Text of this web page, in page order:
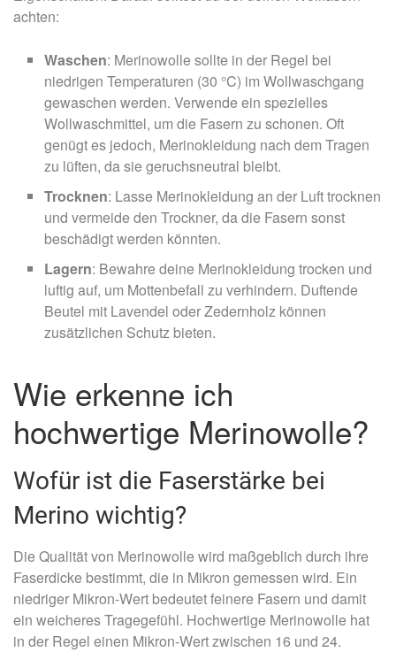
achten:
Waschen: Merinowolle sollte in der Regel bei
niedrigen Temperaturen (30 °C) im Wollwaschgang
gewaschen werden. Verwende ein spezielles
Wollwaschmittel, um die Fasern zu schonen. Oft
genügt es jedoch, Merinokleidung nach dem Tragen
zu lüften, da sie geruchsneutral bleibt.
Trocknen: Lasse Merinokleidung an der Luft trocknen
und vermeide den Trockner, da die Fasern sonst
beschädigt werden könnten.
Lagern: Bewahre deine Merinokleidung trocken und
luftig auf, um Mottenbefall zu verhindern. Duftende
Beutel mit Lavendel oder Zedernholz können
zusätzlichen Schutz bieten.
Wie erkenne ich
hochwertige Merinowolle?
Wofür ist die Faserstärke bei
Merino wichtig?
Die Qualität von Merinowolle wird maßgeblich durch ihre
Faserdicke bestimmt, die in Mikron gemessen wird. Ein
niedriger Mikron-Wert bedeutet feinere Fasern und damit
ein weicheres Tragegefühl. Hochwertige Merinowolle hat
in der Regel einen Mikron-Wert zwischen 16 und 24.